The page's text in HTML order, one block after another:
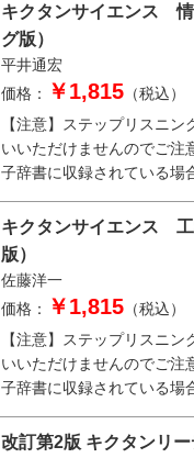
キクタンサイエンス
グ版）
平井通宏
価格：
￥1,815 （税込）
【注意】ステップリスニ
いいただけませんのでご注
子辞書に収録されている場
キクタンサイエンス
版）
佐藤洋一
価格：
￥1,815 （税込）
【注意】ステップリスニ
いいただけませんのでご注
子辞書に収録されている場
改訂第2版 キクタンリ